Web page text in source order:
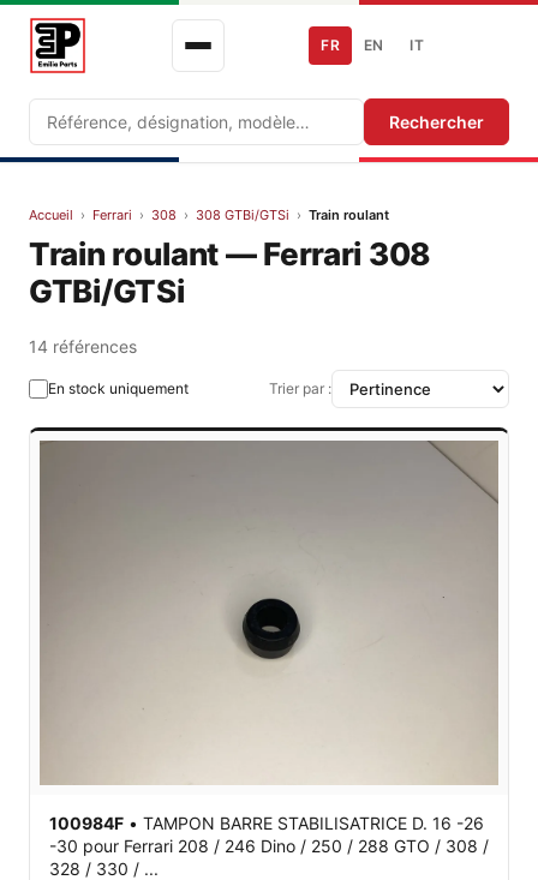
Recherche Rechercher
FR EN IT
Accueil › Ferrari › 308 › 308 GTBi/GTSi › Train roulant
Train roulant — Ferrari 308
GTBi/GTSi
14 références
En stock uniquement Trier par :
100984F • TAMPON BARRE STABILISATRICE D. 16 -26
-30 pour Ferrari 208 / 246 Dino / 250 / 288 GTO / 308 /
328 / 330 / ...